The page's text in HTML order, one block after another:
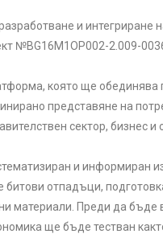
и интегриране
№BG16M1OP002-2.‎009-
която ще обединява
представяне на
сектор, бизнес и
и информиран
отпадъци,
материали. Преди да бъде
ще бъде тестван